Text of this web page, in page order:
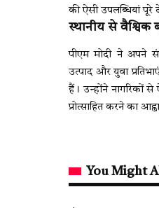
की ऐसी उपलब्धियां पूरे
स्थानीय से वैश्विक
पीएम मोदी ने अपने
उत्पाद और युवा
हैं। उन्होंने नागरिकों से
प्रोत्साहित करने का
You Might